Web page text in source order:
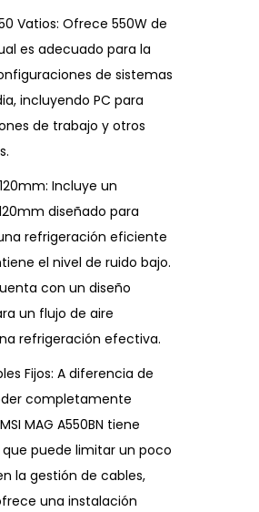
Vatios: Ofrece 550W de
es adecuado para la
de sistemas
incluyendo PC para
de trabajo y otros
Incluye un
diseñado para
refrigeración eficiente
el nivel de ruido bajo.
con un diseño
un flujo de aire
refrigeración efectiva.
Fijos: A diferencia de
completamente
MAG A550BN tiene
que puede limitar un poco
la gestión de cables,
una instalación